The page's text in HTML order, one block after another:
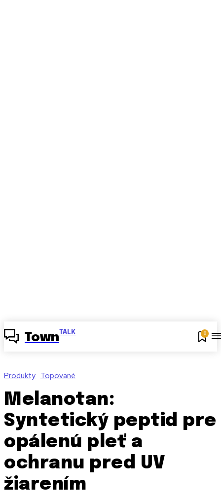
Town TALK 0
Produkty Topované
Melanotan:
Syntetický peptid pre
opálenú pleť a
ochranu pred UV
žiarením